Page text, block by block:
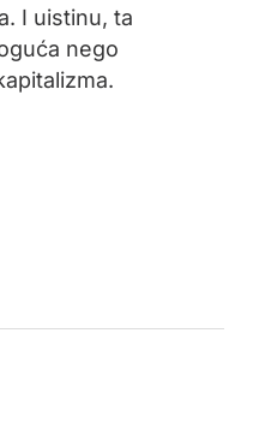
I uistinu, ta
nego